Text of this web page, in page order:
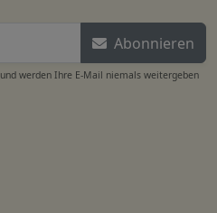
Abonnieren
werden Ihre E-Mail niemals weitergeben